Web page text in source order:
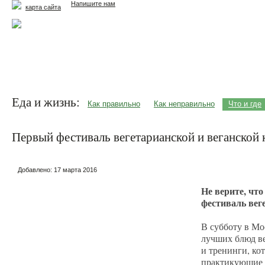
Напишите нам
карта сайта
Еда и жизнь: Как правильно Как неправильно Что и где
Первый фестиваль вегетарианской и
Добавлено: 17 марта 2016
Не верите,
фестиваль
В субботу в
лучших блюд
и тренинги,
практикующие